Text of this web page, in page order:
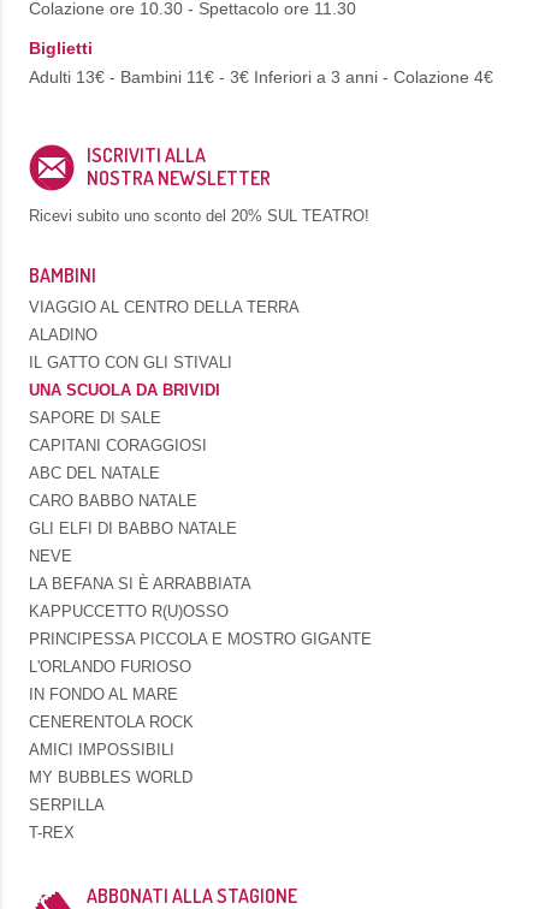
Colazione ore 10.30 - Spettacolo ore 11.30
Biglietti
Adulti 13€ - Bambini 11€ - 3€ Inferiori a 3 anni - Colazione 4€
ISCRIVITI ALLA
NOSTRA NEWSLETTER
Ricevi subito uno sconto del 20% SUL TEATRO!
BAMBINI
VIAGGIO AL CENTRO DELLA TERRA
ALADINO
IL GATTO CON GLI STIVALI
UNA SCUOLA DA BRIVIDI
SAPORE DI SALE
CAPITANI CORAGGIOSI
ABC DEL NATALE
CARO BABBO NATALE
GLI ELFI DI BABBO NATALE
NEVE
LA BEFANA SI È ARRABBIATA
KAPPUCCETTO R(U)OSSO
PRINCIPESSA PICCOLA E MOSTRO GIGANTE
L'ORLANDO FURIOSO
IN FONDO AL MARE
CENERENTOLA ROCK
AMICI IMPOSSIBILI
MY BUBBLES WORLD
SERPILLA
T-REX
ABBONATI ALLA STAGIONE